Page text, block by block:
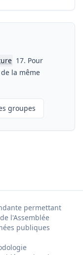
17. Pour
la même
groupes
permettant
l'Assemblée
publiques